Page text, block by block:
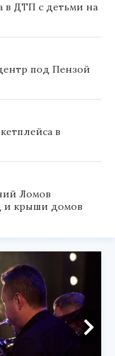
в ДТП с детьми на
под Пензой
в
Ломов
и крыши домов